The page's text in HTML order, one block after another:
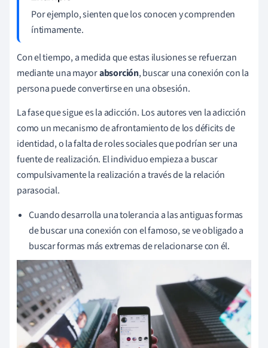
Por ejemplo, sienten que los conocen y comprenden
íntimamente.
Con el tiempo, a medida que estas ilusiones se refuerzan
mediante una mayorabsorción, buscar una conexión con la
persona puede convertirse en una obsesión.
La fase que sigue es la adicción. Los autores ven la adicción
como un mecanismo de afrontamiento de los déficits de
identidad, o la falta de roles sociales que podrían ser una
fuente de realización. El individuo empieza a buscar
compulsivamente la realización a través de la relación
parasocial.
Cuando desarrolla una tolerancia a las antiguas formas
de buscar una conexión con el famoso, se ve obligado a
buscar formas más extremas de relacionarse con él.